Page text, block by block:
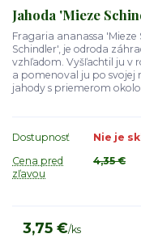
Jahoda 'Mieze
Fragaria ananassa
Schindler', je odroda
vzhľadom. Vyšľachtil ju v
a pomenoval ju po svojej
jahody s priemerom
Dostupnosť
Nie je
Cena pred
zľavou
4,35 €
3,75 €/ks